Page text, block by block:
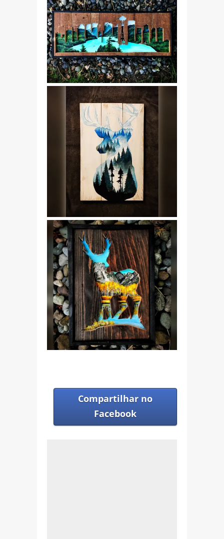
Compartilhar no
Facebook